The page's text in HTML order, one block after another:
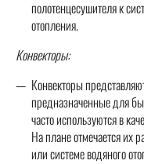
полотенцесушителя к
отопления.
Конвекторы:
Конвекторы
предназначенные для
часто используются в
На плане отмечается их
или системе водяного